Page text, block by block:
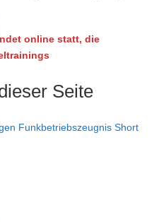
online statt, die
Seite
Funkbetriebszeugnis Short